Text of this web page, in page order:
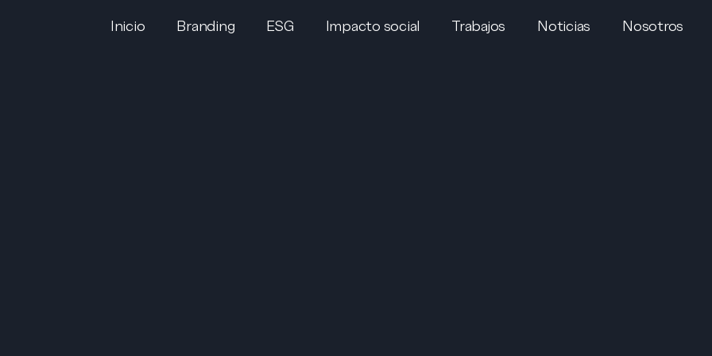
Inicio Branding ESG Impacto social Trabajos Noticias Nosotros